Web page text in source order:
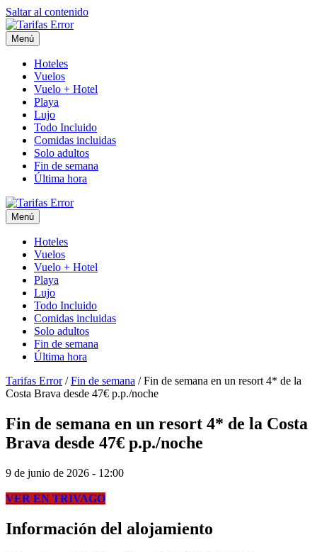
Saltar al contenido
Menú
Hoteles
Vuelos
Vuelo + Hotel
Playa
Lujo
Todo Incluido
Comidas incluidas
Solo adultos
Fin de semana
Última hora
Menú
Hoteles
Vuelos
Vuelo + Hotel
Playa
Lujo
Todo Incluido
Comidas incluidas
Solo adultos
Fin de semana
Última hora
Tarifas Error/Fin de semana /Fin de semana en un resort 4* de la
Costa Brava desde 47€ p.p./noche
Fin de semana en un resort 4* de la Costa
Brava desde 47€ p.p./noche
9 de junio de 2026 - 12:00
VER EN TRIVAGO
Información del alojamiento